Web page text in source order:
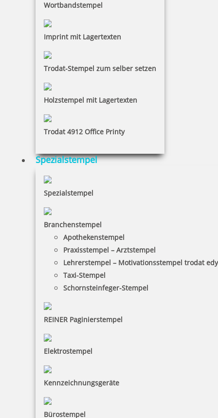
Wortbandstempel
Imprint mit Lagertexten
Trodat-Stempel zum selber setzen
Holzstempel mit Lagertexten
Trodat 4912 Office Printy
Spezialstempel
Spezialstempel
Branchenstempel
Apothekenstempel
Praxisstempel – Arztstempel
Lehrerstempel – Motivationsstempel trodat
Taxi-Stempel
Schornsteinfeger-Stempel
REINER Paginierstempel
Elektrostempel
Kennzeichnungsgeräte
Bürostempel